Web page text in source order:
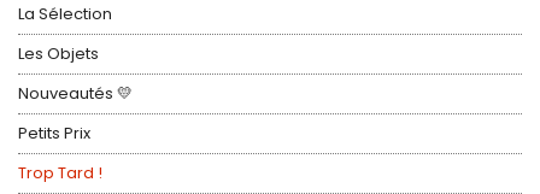
La Sélection
Les Objets
Nouveautés 💛
Petits Prix
Trop Tard !